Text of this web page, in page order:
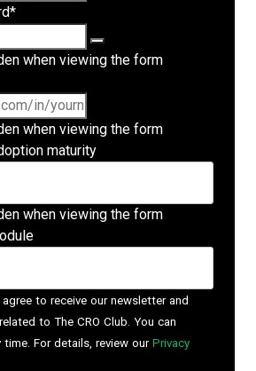
*
when viewing the form
when viewing the form
maturity
when viewing the form
to receive our newsletter and
to The CRO Club. You can
For details, review our Privacy